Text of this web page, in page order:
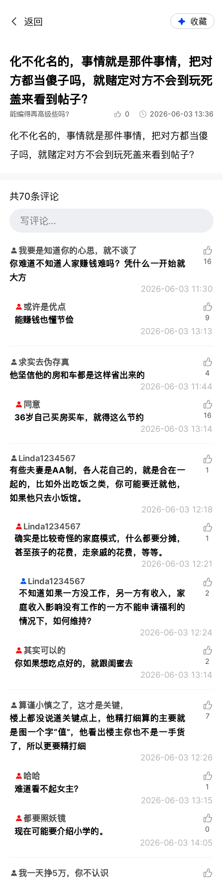
返回 收藏
化不化名的，事情就是那件事情，把对
方都当傻子吗，就赌定对方不会到玩死
盖来看到帖子？
能编得再高级些吗？ 0 2026-06-03 13:36
化不化名的，事情就是那件事情，把对方都当傻
子吗，就赌定对方不会到玩死盖来看到帖子？
共70条评论
我要是知道你的心思，就不谈了
你难道不知道人家赚钱难吗？凭什么一开始就
大方
2026-06-03 11:30
16
或许是优点
能赚钱也懂节俭
2026-06-03 13:13
9
求实去伪存真
他坚信他的房和车都是这样省出来的
2026-06-03 11:44
4
同意
36岁自己买房买车，就得这么节约
2026-06-03 13:14
16
Linda1234567
有些夫妻是AA制，各人花自己的，就是合在一
起的，比如外出吃饭之类，你可能要迁就他，
如果他只去小饭馆。
2026-06-03 12:18
1
Linda1234567
确实是比较奇怪的家庭模式，什么都要分摊，
甚至孩子的花费，走亲戚的花费，等等。
2026-06-03 12:21
1
Linda1234567
不知道如果一方没工作，另一方有收入，家
庭收入影响没有工作的一方不能申请福利的
情况下，如何维持？
2026-06-03 12:24
2
其实可以的
你如果想吃点好的，就跟闺蜜去
2026-06-03 13:14
2
算谨小慎之了，这才是关键，
楼上都没说道关键点上，他精打细算的主要就
是图一个字“值”，他看出楼主你也不是一手货
了，所以更要精打细
2026-06-03 12:26
7
哈哈
难道看不起女主？
2026-06-03 13:15
1
都要照妖镜
现在可能要介绍小学的。
2026-06-03 14:05
0
我一天挣5万，你不认识